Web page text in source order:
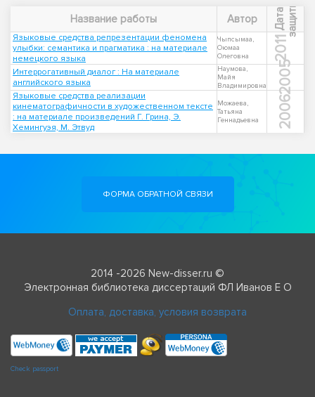
Название работы Автор Д
а
т
а
з
а
щ
и
т ы
Языковые средства репрезентации феномена
улыбки: семантика и прагматика : на материале
немецкого языка
Чыпсымаа,
Оюмаа
Олеговна
2011
Интеррогативный диалог : На материале
английского языка
Наумова,
Майя
Владимировна
2005
Языковые средства реализации
кинематографичности в художественном тексте
: на материале произведений Г. Грина, Э.
Хемингуэя, М. Этвуд
Можаева,
Татьяна
Геннадьевна
2006
ФОРМА ОБРАТНОЙ СВЯЗИ
2014 -2026 New-disser.ru ©
Электронная библиотека диссертаций ФЛ Иванов Е О
Оплата, доставка, условия возврата
Check passport